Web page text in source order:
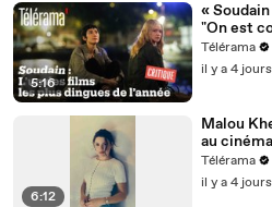
5:16
«
"On est
Télérama
il y a 4 jours
6:12
Malou
au cinéma
Télérama
il y a 4 jours